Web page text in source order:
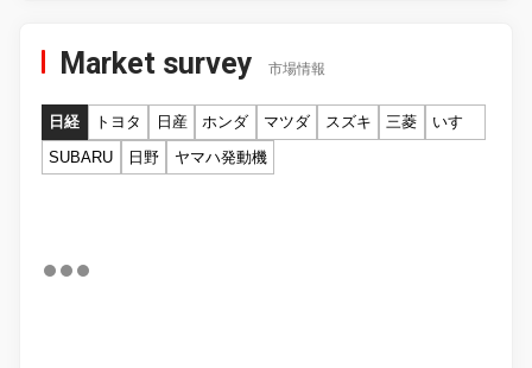
Market survey 市場情報
日経 トヨタ 日産 ホンダ マツダ スズキ 三菱
いすゞ
SUBARU
日野 ヤマハ発動機